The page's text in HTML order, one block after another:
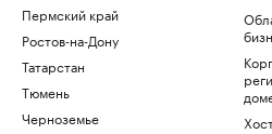
Пермский край
Ростов-на-Дону
Татарстан
Тюмень
Черноземье